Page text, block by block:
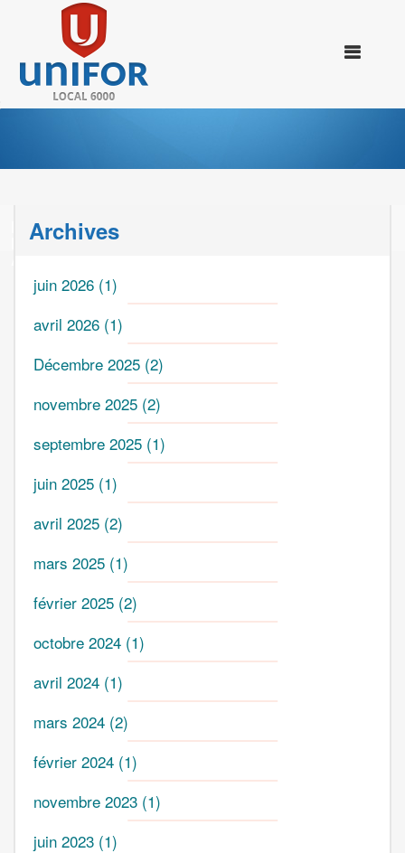
BELL CONTINUE D’ÉLIMINER DE BONS EMPLOIS
EN PROCÉDANT À UNE SÉRIE DE COMPRESSIONS
Archives
juin 2026 (1)
avril 2026 (1)
Décembre 2025 (2)
novembre 2025 (2)
septembre 2025 (1)
juin 2025 (1)
avril 2025 (2)
mars 2025 (1)
février 2025 (2)
octobre 2024 (1)
avril 2024 (1)
mars 2024 (2)
février 2024 (1)
novembre 2023 (1)
juin 2023 (1)